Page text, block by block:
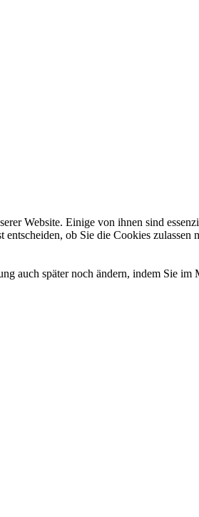
Website. Einige von ihnen sind
entscheiden, ob Sie die Cookies
auch später noch ändern, indem Sie im